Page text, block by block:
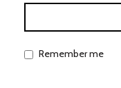
Remember me